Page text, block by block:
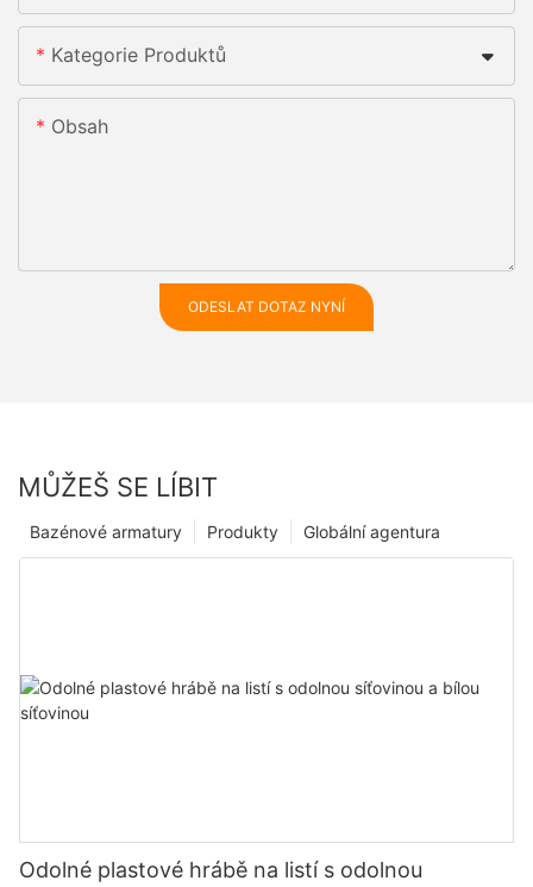
Kategorie Produktů
Obsah
ODESLAT DOTAZ NYNÍ
MŮŽEŠ SE LÍBIT
Globální agentura
Produkty
Bazénové armatury
Odolné plastové hrábě na listí s odolnou